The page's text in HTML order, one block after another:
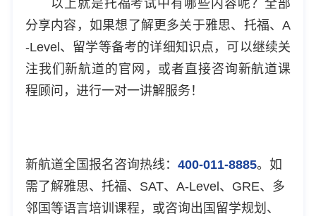
以上就是托福考试中有哪些内容呢？全部
分享内容，如果想了解更多关于雅思、托福、A
-Level、留学等备考的详细知识点，可以继续关
注我们新航道的官网，或者直接咨询新航道课
程顾问，进行一对一讲解服务！
新航道全国报名咨询热线： 400-011-8885。如
需了解雅思、托福、SAT、A-Level、GRE、多
邻国等语言培训课程，或咨询出国留学规划、